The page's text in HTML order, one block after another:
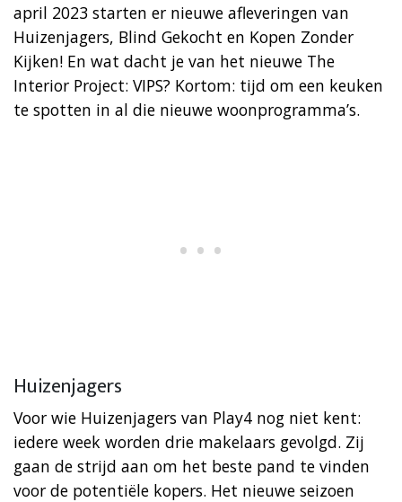
april 2023 starten er nieuwe afleveringen van
Huizenjagers, Blind Gekocht en Kopen Zonder
Kijken! En wat dacht je van het nieuwe The
Interior Project: VIPS? Kortom: tijd om een keuken
te spotten in al die nieuwe woonprogramma’s.
Huizenjagers
Voor wie Huizenjagers van Play4 nog niet kent:
iedere week worden drie makelaars gevolgd. Zij
gaan de strijd aan om het beste pand te vinden
voor de potentiële kopers. Het nieuwe seizoen